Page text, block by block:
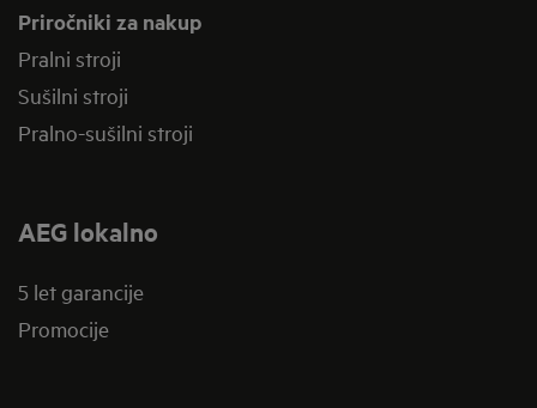
Priročniki za nakup
Pralni stroji
Sušilni stroji
Pralno-sušilni stroji
AEG lokalno
5 let garancije
Promocije